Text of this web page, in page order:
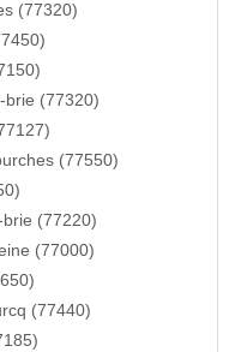
(77320)
brie (77320)
(77550)
(77220)
(77000)
(77440)